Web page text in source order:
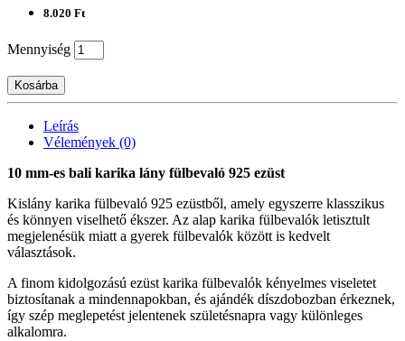
8.020 Ft
Mennyiség
Kosárba
Leírás
Vélemények (0)
10 mm-es bali karika lány fülbevaló 925 ezüst
Kislány karika fülbevaló 925 ezüstből, amely egyszerre klasszikus
és könnyen viselhető ékszer. Az alap karika fülbevalók letisztult
megjelenésük miatt a gyerek fülbevalók között is kedvelt
választások.
A finom kidolgozású ezüst karika fülbevalók kényelmes viseletet
biztosítanak a mindennapokban, és ajándék díszdobozban érkeznek,
így szép meglepetést jelentenek születésnapra vagy különleges
alkalomra.